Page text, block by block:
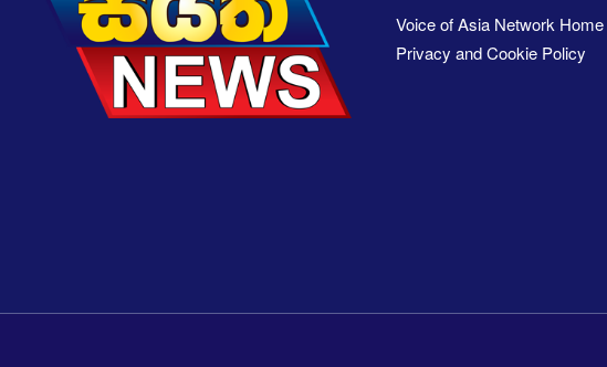
Voice of Asia Network Home
Privacy and Cookie Policy